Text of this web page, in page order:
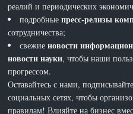
реалий и периодических
подробныепресс-релизы
сотрудничества;
свежиеновости
новости науки, чтобы наши
прогрессом.
Оставайтесь с нами,
социальных сетях, чтобы
правилам! Влияйте на бизнес